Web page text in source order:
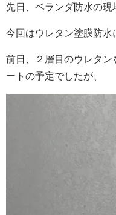
先日、ベランダ防水の現
今回はウレタン塗膜防水
前日、２層目のウレタン
ートの予定でしたが、